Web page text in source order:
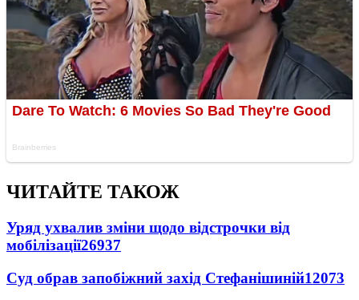
ЧИТАЙТЕ ТАКОЖ
Уряд ухвалив зміни щодо відстрочки від
мобілізації26937
Суд обрав запобіжний захід Стефанішиній12073